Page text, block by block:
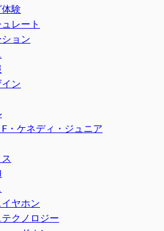
験
レート
ョン
ン
・ケネディ・ジュニア
ヤホン
クノロジー